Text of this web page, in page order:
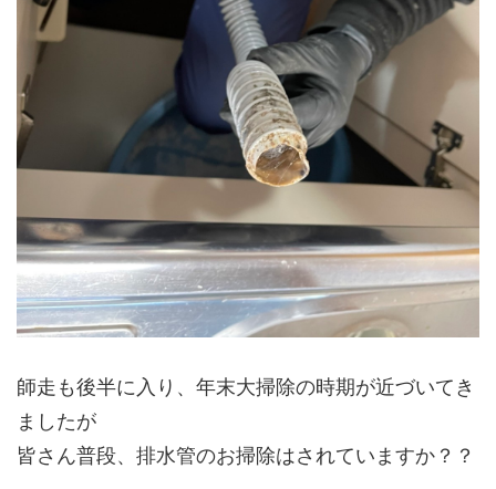
師走も後半に入り、年末大掃除の時期が近づいてき
ましたが
皆さん普段、排水管のお掃除はされていますか？？